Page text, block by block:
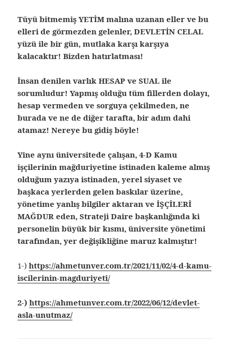
Tüyü bitmemiş YETİM malına uzanan eller ve bu
elleri de görmezden gelenler, DEVLETİN CELAL
yüzü ile bir gün, mutlaka karşı karşıya
kalacaktır! Bizden hatırlatması!
İnsan denilen varlık HESAP ve SUAL ile
sorumludur! Yapmış olduğu tüm fillerden dolayı,
hesap vermeden ve sorguya çekilmeden, ne
burada ve ne de diğer tarafta, bir adım dahi
atamaz! Nereye bu gidiş böyle!
Yine aynı üniversitede çalışan, 4-D Kamu
işçilerinin mağduriyetine istinaden kaleme almış
olduğum yazıya istinaden, yerel siyaset ve
başkaca yerlerden gelen baskılar üzerine,
yönetime yanlış bilgiler aktaran ve İŞÇİLERİ
MAĞDUR eden, Strateji Daire başkanlığında ki
personelin büyük bir kısmı, üniversite yönetimi
tarafından, yer değişikliğine maruz kalmıştır!
1-)https://ahmetunver.com.tr/2021/11/02/4-d-kamu-
iscilerinin-magduriyeti/
2-)https://ahmetunver.com.tr/2022/06/12/devlet-
asla-unutmaz/